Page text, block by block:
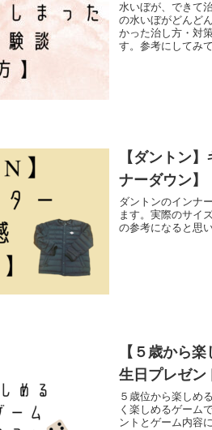
水いぼが、できて
の水いぼがどんど
かった治し方・対
す。参考にしてみ
【ダントン
ナーダウン】
ダントンのインナ
ます。実際のサイ
の参考になると思い
【５歳から
生日プレゼン
５歳位から楽しめ
く楽しめるゲーム
ントとゲーム内容